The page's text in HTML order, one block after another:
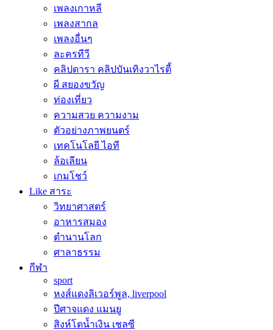
เพลงเกาหลี
เพลงสากล
เพลงอื่นๆ
ละครทีวี
คลิปดารา คลิปบันเทิงวาไรตี้
ผี สยองขวัญ
ท่องเที่ยว
ความสวย ความงาม
ตัวอย่างภาพยนตร์
เทคโนโลยี ไอที
ล้อเลียน
เกมโชว์
Like สาระ
วิทยาศาสตร์
อาหารสมอง
ตำนานโลก
ศาลาธรรม
กีฬา
sport
หงส์แดงลิเวอร์พูล, liverpool
ปีศาจแดง แมนยู
สิงห์โตน้ำเงิน เชลซี